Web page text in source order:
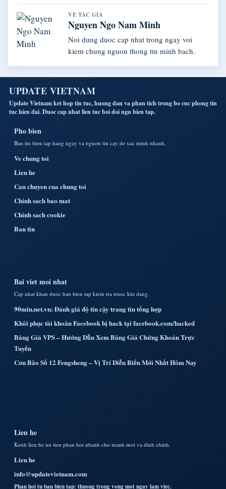
VE TAC GIA
Nguyen Ngo Nam Minh
Noi dung duoc cap nhat trong ngay voi
kiem chung nguon thong tin minh bach.
UPDATE VIETNAM
Update Vietnam ket hop tin tuc, huong dan va phan tich trong bo cuc phong tin
tuc hien dai. Duoc cap nhat lien tuc boi doi ngu bien tap.
Pho bien
Ban tin bien tap hang ngay va nguon tin cay de xac minh nhanh.
Ve chung toi
Lien he
Cau chuyen cua chung toi
Chinh sach bao mat
Chinh sach cookie
Ban tin
Bai viet moi nhat
Cap nhat khan duoc ban bien tap kiem tra truoc khi dang.
90min.net.vn: Đánh giá độ tin cậy trang tin tổng hợp
Khôi phục tài khoản Facebook bị hack tại facebook.com/hacked
Bảng Giá VPS – Hướng Dẫn Xem Bảng Giá Chứng Khoán Trực
Tuyến
Cơn Bão Số 12 Fengsheng – Vị Trí Diễn Biến Mới Nhất Hôm Nay
Lien he
Kenh lien he uu tien phan hoi nhanh cho manh moi va dinh chinh.
Lien he
info@updatevietnam.com
Phan hoi tu ban bien tap: thuong trong vong mot ngay lam viec.